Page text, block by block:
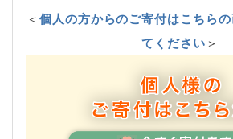
＜個人の方からのご寄付はこちら
てください＞